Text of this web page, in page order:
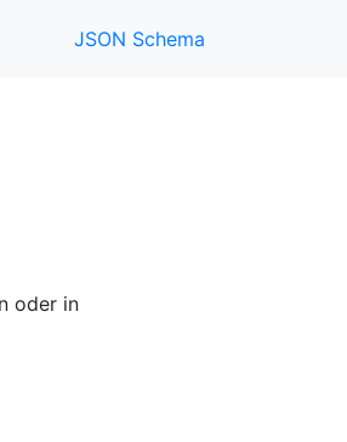
JSON Schema
oder in